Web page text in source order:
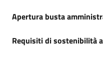
Apertura busta
Requisiti di sostenibilità